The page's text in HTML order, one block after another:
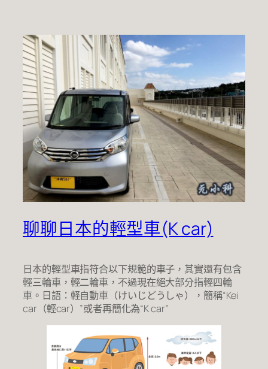
聊聊日本的輕型車(K car)
日本的輕型車指符合以下規範的車子，其實還有包含
輕三輪車，輕二輪車，不過現在絕大部分指輕四輪
車。日語：軽自動車（けいじどうしゃ），簡稱“Kei
car（輕car）”或者再簡化為“K car”